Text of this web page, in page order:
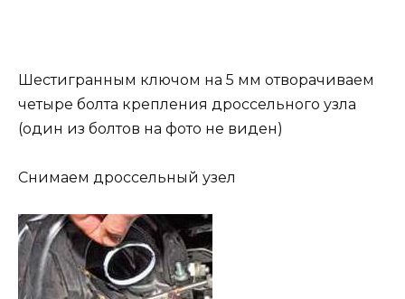
Шестигранным ключом на 5 мм отворачиваем
четыре болта крепления дроссельного узла
(один из болтов на фото не виден)
Снимаем дроссельный узел